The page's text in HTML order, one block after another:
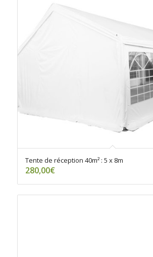
Tente de réception 40m² : 5 x 8m
280,00€